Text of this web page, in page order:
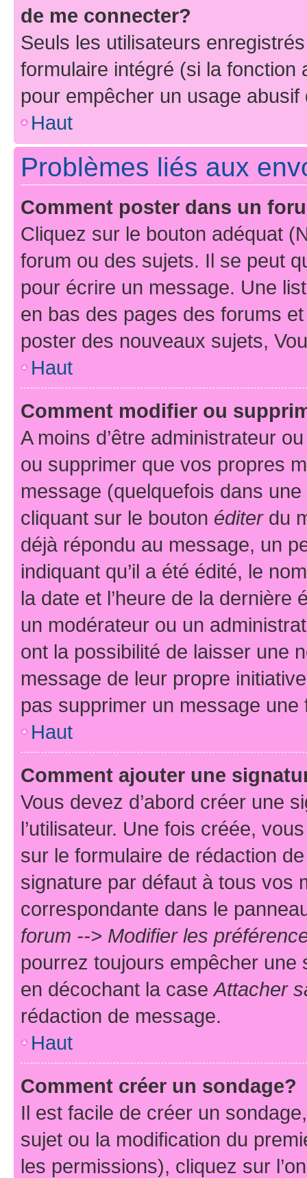
de me connecter?
Seuls les utilisateurs
formulaire intégré (si la fonction
pour empêcher un usage
Haut
Problèmes liés aux
Comment poster dans un
Cliquez sur le bouton adéquat
forum ou des sujets. Il se peut
pour écrire un message. Une
en bas des pages des forums
poster des nouveaux sujets,
Haut
Comment modifier ou
A moins d’être administrateur
ou supprimer que vos propres
message (quelquefois dans
cliquant sur le bouton éditerdu
déjà répondu au message, un
indiquant qu’il a été édité, le
la date et l’heure de la dernière
un modérateur ou un
ont la possibilité de laisser une
message de leur propre
pas supprimer un message une
Haut
Comment ajouter une
Vous devez d’abord créer une
l’utilisateur. Une fois créée,
sur le formulaire de rédaction
signature par défaut à tous vos
correspondante dans le
forum --> Modifier les
pourrez toujours empêcher une
en décochant la caseAttacher
rédaction de message.
Haut
Comment créer un sondage?
Il est facile de créer un
sujet ou la modification du
les permissions), cliquez sur